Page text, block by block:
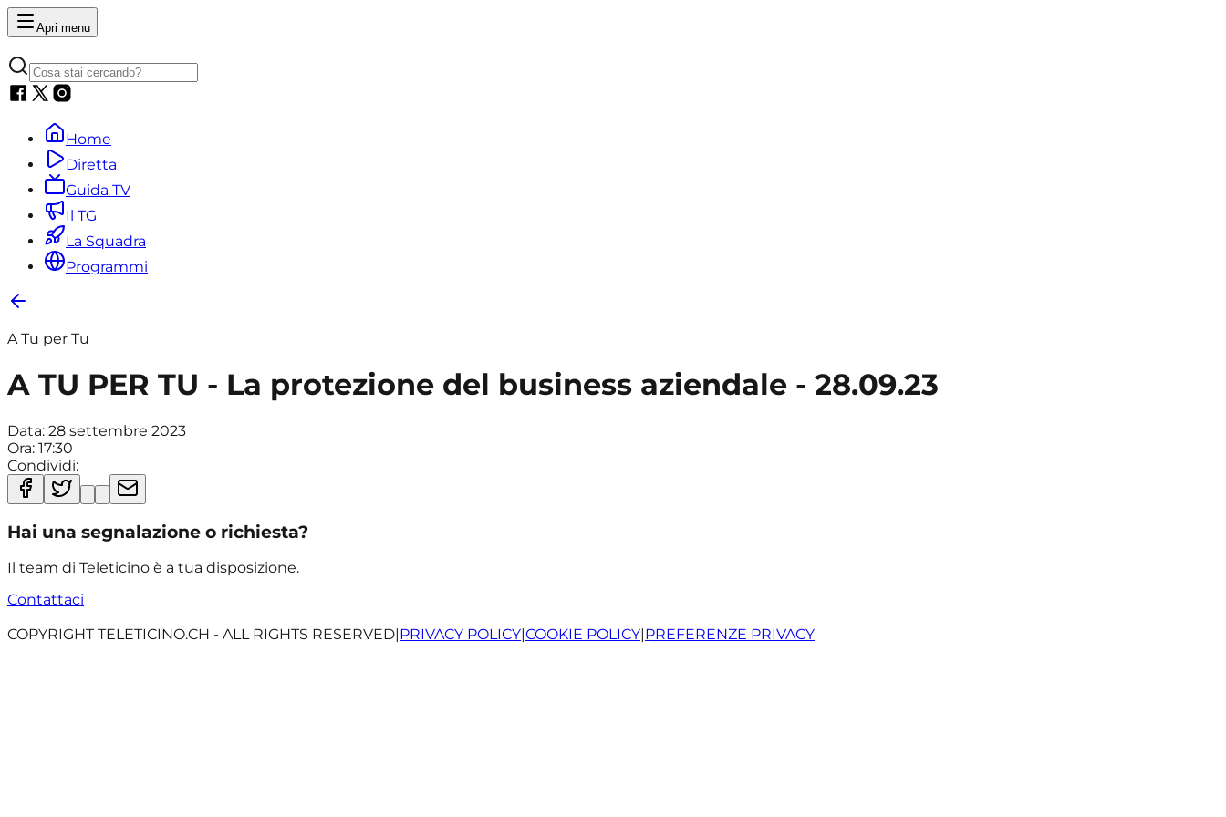
Apri menu
Home
Diretta
Guida TV
Il TG
La Squadra
Programmi
A Tu per Tu
A TU PER TU - La protezione del business aziendale - 28.09.23
Data: 28 settembre 2023
Ora: 17:30
Condividi:
Hai una segnalazione o richiesta?
Il team di Teleticino è a tua disposizione.
Contattaci
COPYRIGHT TELETICINO.CH - ALL RIGHTS RESERVED|PRIVACY POLICY|COOKIE POLICY|PREFERENZE PRIVACY